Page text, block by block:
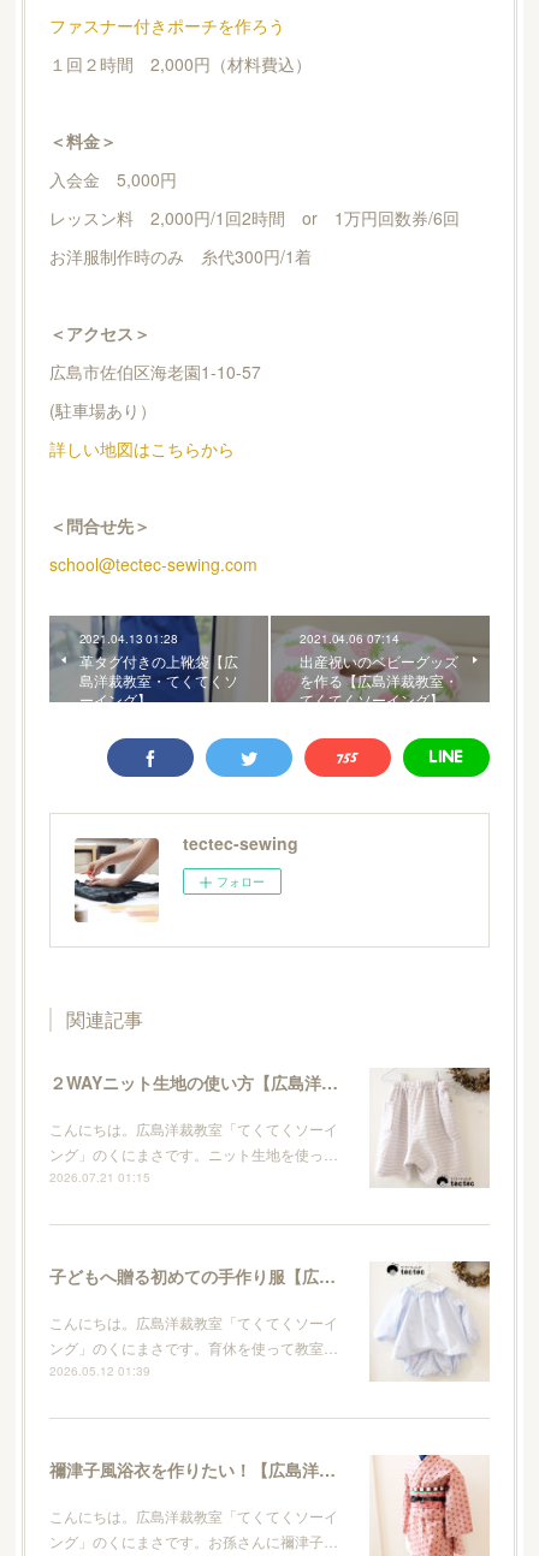
ファスナー付きポーチを作ろう
１回２時間 2,000円（材料費込）
＜料金＞
入会金 5,000円
レッスン料 2,000円/1回2時間 or 1万円回数券/6回
お洋服制作時のみ 糸代300円/1着
＜アクセス＞
広島市佐伯区海老園1-10-57
(駐車場あり）
詳しい地図はこちらから
＜問合せ先＞
school@tectec-sewing.com
2021.04.13 01:28
革タグ付きの上靴袋【広
島洋裁教室・てくてくソ
ーイング】
2021.04.06 07:14
出産祝いのベビーグッズ
を作る【広島洋裁教室・
てくてくソーイング】
tectec-sewing
フォロー
関連記事
２WAYニット生地の使い方【広島洋裁教室・てくてくソーイング】
こんにちは。広島洋裁教室「てくてくソーイ
ング」のくにまさです。ニット生地を使っ…
2026.07.21 01:15
子どもへ贈る初めての手作り服【広島洋裁教室・てくてくソーイング】
こんにちは。広島洋裁教室「てくてくソーイ
ング」のくにまさです。育休を使って教室…
2026.05.12 01:39
禰津子風浴衣を作りたい！【広島洋裁教室・てくてくソーイング】
こんにちは。広島洋裁教室「てくてくソーイ
ング」のくにまさです。お孫さんに禰津子…